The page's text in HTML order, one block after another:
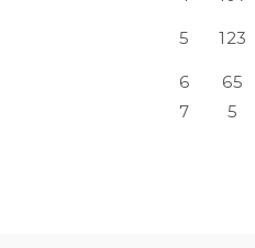
5 123
6 65
7
5